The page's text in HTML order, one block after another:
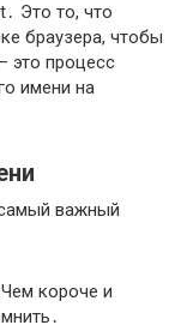
Это то, что
браузера, чтобы
это процесс
имени на
важный
короче и